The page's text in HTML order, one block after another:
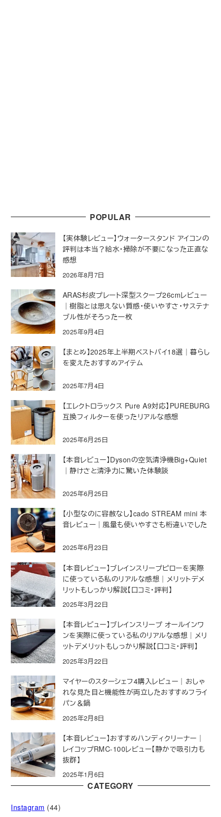
POPULAR
【実体験レビュー】ウォータースタンド アイコンの
評判は本当？給水・掃除が不要になった正直な
感想
2026年8月7日
ARAS杉皮プレート深型スクープ26cmレビュー
｜樹脂とは思えない質感・使いやすさ・サステナ
ブル性がそろった一枚
2025年9月4日
【まとめ】2025年上半期ベストバイ18選｜暮らし
を変えたおすすめアイテム
2025年7月4日
【エレクトロラックス Pure A9対応】PUREBURG
互換フィルターを使ったリアルな感想
2025年6月25日
【本音レビュー】Dysonの空気清浄機Big+Quiet
｜静けさと清浄力に驚いた体験談
2025年6月25日
【小型なのに容赦なし】cado STREAM mini 本
音レビュー｜風量も使いやすさも桁違いでした
2025年6月23日
【本音レビュー】ブレインスリープピローを実際
に使っている私のリアルな感想｜メリットデメ
リットもしっかり解説【口コミ・評判】
2025年3月22日
【本音レビュー】ブレインスリープ オールインワ
ンを実際に使っている私のリアルな感想｜メリ
ットデメリットもしっかり解説【口コミ・評判】
2025年3月22日
マイヤーのスターシェフ4購入レビュー｜おしゃ
れな見た目と機能性が両立したおすすめフライ
パン＆鍋
2025年2月8日
【本音レビュー】おすすめハンディクリーナー｜
レイコップRMC-100レビュー【静かで吸引力も
抜群】
2025年1月6日
CATEGORY
Instagram (44)